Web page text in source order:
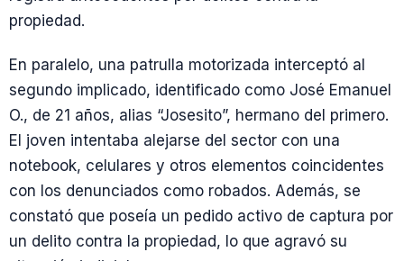
propiedad.
En paralelo, una patrulla motorizada interceptó al
segundo implicado, identificado como José Emanuel
O., de 21 años, alias “Josesito”, hermano del primero.
El joven intentaba alejarse del sector con una
notebook, celulares y otros elementos coincidentes
con los denunciados como robados. Además, se
constató que poseía un pedido activo de captura por
un delito contra la propiedad, lo que agravó su